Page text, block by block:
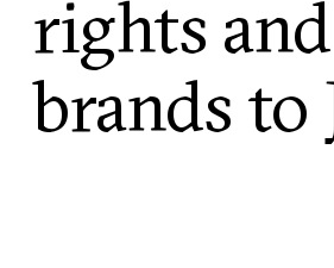
rights and
brands to